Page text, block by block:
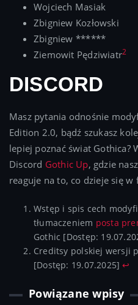
Wojciech Masiak
Zbigniew Kozłowski
Zbigniew ******
Ziemowit Pędziwiatr2
DISCORD
Masz pytania odnośnie
Edition 2.0, bądź szukasz
lepiej poznać świat Gothica?
Discord Gothic Up, gdzie
reaguje na to, co dzieje się w
Wstęp i spis cech
tłumaczeniem posta
Gothic [Dostęp:
Creditsy polskiej wersji
[Dostęp: 19.07.2025]↩︎
Powiązane wpisy